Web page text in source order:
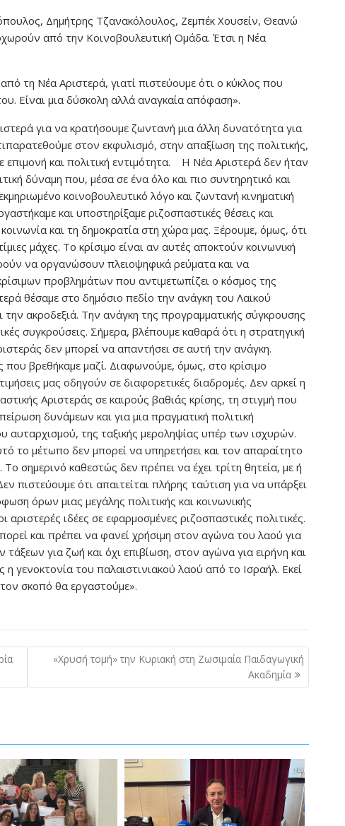
Δημήτρης Τζανακόλουλος, Ζεμπέκ Χουσείν, Θεανώ
από την Κοινοβουλευτική Ομάδα. Έτσι η Νέα
τη Νέα Αριστερά, γιατί πιστεύουμε ότι ο κύκλος που
Είναι μια δύσκολη αλλά αναγκαία απόφαση».
για να κρατήσουμε ζωντανή μια άλλη δυνατότητα για
στον εκφυλισμό, στην απαξίωση της πολιτικής,
και πολιτική εντιμότητα. Η Νέα Αριστερά δεν ήταν
δύναμη που, μέσα σε ένα όλο και πιο συντηρητικό και
κοινοβουλευτικό λόγο και ζωντανή κινηματική
και υποστηρίξαμε ριζοσπαστικές θέσεις και
και τη δημοκρατία στη χώρα μας. Ξέρουμε, όμως, ότι
μάχες. Το κρίσιμο είναι αν αυτές αποκτούν κοινωνική
να οργανώσουν πλειοψηφικά ρεύματα και να
προβλημάτων που αντιμετωπίζει ο κόσμος της
θέσαμε στο δημόσιο πεδίο την ανάγκη του Λαϊκού
ακροδεξιά. Την ανάγκη της προγραμματικής σύγκρουσης
συγκρούσεις. Σήμερα, βλέπουμε καθαρά ότι η στρατηγική
δεν μπορεί να απαντήσει σε αυτή την ανάγκη.
βρεθήκαμε μαζί. Διαφωνούμε, όμως, στο κρίσιμο
μας οδηγούν σε διαφορετικές διαδρομές. Δεν αρκεί η
Αριστεράς σε καιρούς βαθιάς κρίσης, τη στιγμή που
δυνάμεων και για μια πραγματική πολιτική
αυταρχισμού, της ταξικής μεροληψίας υπέρ των ισχυρών.
το μέτωπο δεν μπορεί να υπηρετήσει και τον απαραίτητο
σημερινό καθεστώς δεν πρέπει να έχει τρίτη θητεία, με ή
πιστεύουμε ότι απαιτείται πλήρης ταύτιση για να υπάρξει
όρων μιας μεγάλης πολιτικής και κοινωνικής
ιδέες σε εφαρμοσμένες ριζοσπαστικές πολιτικές.
και πρέπει να φανεί χρήσιμη στον αγώνα του λαού για
για ζωή και όχι επιβίωση, στον αγώνα για ειρήνη και
γενοκτονία του παλαιστινιακού λαού από το Ισραήλ. Εκεί
σκοπό θα εργαστούμε».
«Χρυσή τομή» την Κυριακή στη Ζωσιμαία Παιδαγωγική
Ακαδημία